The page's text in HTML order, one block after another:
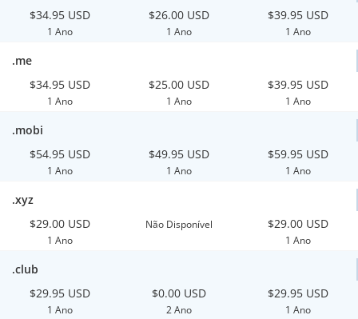
$34.95 USD
1 Ano
$26.00 USD
1 Ano
$39.95 USD
1 Ano
.me
$34.95 USD
1 Ano
$25.00 USD
1 Ano
$39.95 USD
1 Ano
.mobi
$54.95 USD
1 Ano
$49.95 USD
1 Ano
$59.95 USD
1 Ano
.xyz
$29.00 USD
1 Ano
Não Disponível $29.00 USD
1 Ano
.club
$29.95 USD
1 Ano
$0.00 USD
2 Ano
$29.95 USD
1 Ano